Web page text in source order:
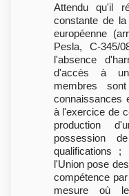
Attendu qu'il
constante de
européenne
Pesla, C-
l'absence
d'accès à
membres
connaissances
à l'exercice de
production
possession
qualifications
l'Union pose
compétence
mesure où